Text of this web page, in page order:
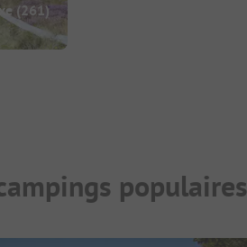
(261)
populaires